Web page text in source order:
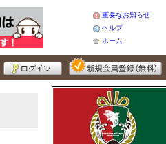
重要なお知らせ
ヘルプ
ホーム